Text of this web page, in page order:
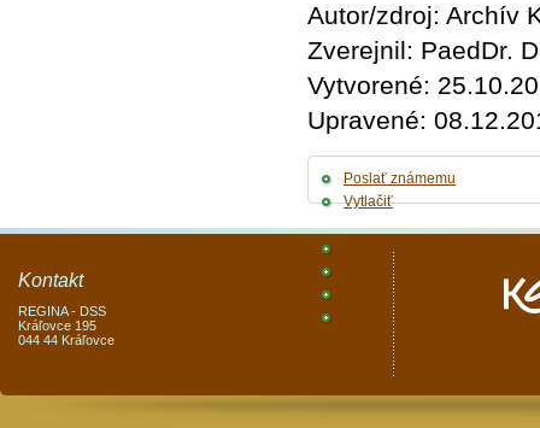
Autor/zdroj: Archív
Zverejnil: PaedDr.
Vytvorené:
Upravené:
Poslať známemu
Vytlačiť
Kontakt
REGINA - DSS
Kráľovce 195
044 44 Kráľovce